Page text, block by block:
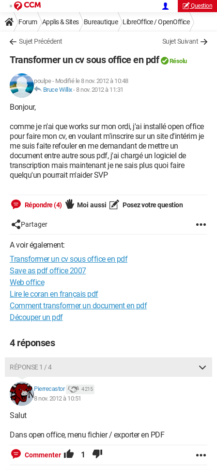
Question
Forum Applis & Sites Bureautique LibreOffice / OpenOffice
Sujet Précédent Sujet Suivant
Transformer un cv sous office en pdf Résolu
poulpe- Modifié le 8 nov. 2012 à 10:48
Bruce Willix-8 nov. 2012 à 11:31
Bonjour,
comme je n'ai que works sur mon ordi, j'ai installé open office
pour faire mon cv, en voulant m'inscrire sur un site d'intérim je
me suis faite refouler en me demandant de mettre un
document entre autre sous pdf, j'ai chargé un logiciel de
transcription mais maintenant je ne sais plus quoi faire
quelqu'un pourrait m'aider SVP
Répondre (4) Moi aussi Posez votre question
Partager
A voir également:
Transformer un cv sous office en pdf
Save as pdf office 2007
Web office
Lire le coran en français pdf
Comment transformer un document en pdf
Découper un pdf
4 réponses
RÉPONSE 1 / 4
Pierrecastor 4 215
8 nov. 2012 à 10:51
Salut
Dans open office, menu fichier / exporter en PDF
Commenter 1